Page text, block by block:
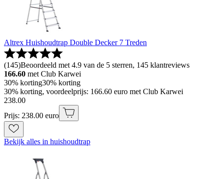
Altrex Huishoudtrap Double Decker 7 Treden
(145)Beoordeeld met 4.9 van de 5 sterren, 145 klantreviews
166.60 met Club Karwei
30% korting30% korting
30% korting, voordeelprijs: 166.60 euro met Club Karwei
238.00
Prijs: 238.00 euro
Bekijk alles in huishoudtrap